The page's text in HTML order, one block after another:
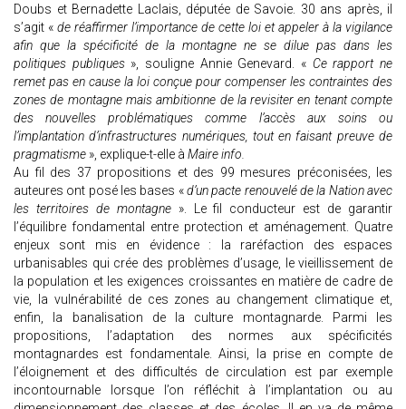
Doubs et Bernadette Laclais, députée de Savoie. 30 ans après, il
s’agit « de réaffirmer l’importance de cette loi et appeler à la vigilance
afin que la spécificité de la montagne ne se dilue pas dans les
politiques publiques», souligne Annie Genevard. « Ce rapport ne
remet pas en cause la loi conçue pour compenser les contraintes des
zones de montagne mais ambitionne de la revisiter en tenant compte
des nouvelles problématiques comme l’accès aux soins ou
l’implantation d’infrastructures numériques, tout en faisant preuve de
pragmatisme », explique-t-elle à Maire info.
Au fil des 37 propositions et des 99 mesures préconisées, les
auteures ont posé les bases «d’un pacte renouvelé de la Nation avec
les territoires de montagne». Le fil conducteur est de garantir
l’équilibre fondamental entre protection et aménagement. Quatre
enjeux sont mis en évidence : la raréfaction des espaces
urbanisables qui crée des problèmes d’usage, le vieillissement de
la population et les exigences croissantes en matière de cadre de
vie, la vulnérabilité de ces zones au changement climatique et,
enfin, la banalisation de la culture montagnarde. Parmi les
propositions, l’adaptation des normes aux spécificités
montagnardes est fondamentale. Ainsi, la prise en compte de
l’éloignement et des difficultés de circulation est par exemple
incontournable lorsque l’on réfléchit à l’implantation ou au